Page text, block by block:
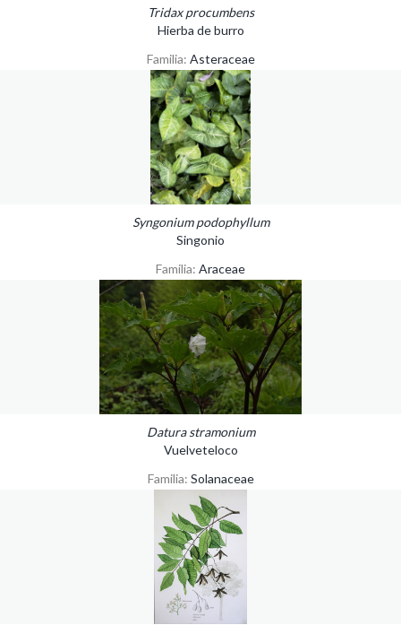
Tridax procumbens
Hierba de burro
Familia: Asteraceae
Syngonium podophyllum
Singonio
Familia: Araceae
Datura stramonium
Vuelveteloco
Familia: Solanaceae